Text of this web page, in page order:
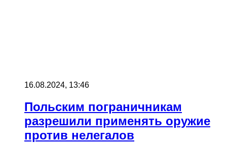
16.08.2024, 13:46
Польским пограничникам
разрешили применять оружие
против нелегалов